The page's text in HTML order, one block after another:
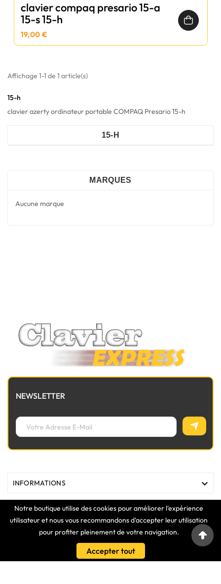
Notre boutique utilise des cookies pour améliorer l'expérience
utilisateur et nous vous recommandons d'accepter leur utilisation
pour profiter pleinement de votre navigation.
Accepter tout
clavier compaq presario 15-a
15-s 15-h
19,00 €
Affichage 1-1 de 1 article(s)
15-h
clavier azerty ordinateur portable COMPAQ Presario 15-h
15-H
MARQUES
Aucune marque
NEWSLETTER
INFORMATIONS 
MAGASIN 

VOTRE COMPTE 